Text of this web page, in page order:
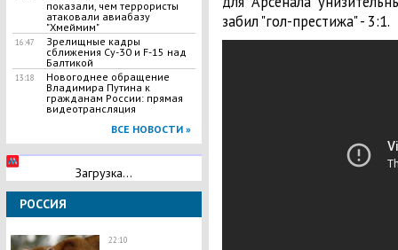
показали, чем террористы
атаковали авиабазу
"Хмеймим"
16:47
Зрелищные кадры
сближения Су-30 и F-15 над
Балтикой
13:18
Новогоднее обращение
Владимира Путина к
гражданам России: прямая
видеотрансляция
ВСЕ НОВОСТИ »
Загрузка...
РОССИЯ
22:10
забил "гол-престижа" - 3:1.